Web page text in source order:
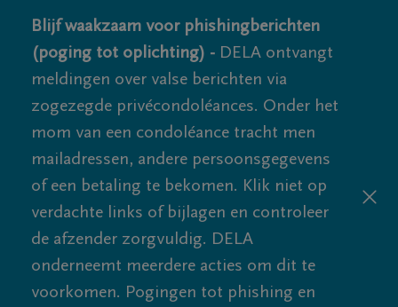
Blijf waakzaam voor phishingberichten
(poging tot oplichting) - DELA ontvangt
meldingen over valse berichten via
zogezegde privécondoléances. Onder het
mom van een condoléance tracht men
mailadressen, andere persoonsgegevens
of een betaling te bekomen. Klik niet op
verdachte links of bijlagen en controleer
de afzender zorgvuldig. DELA
onderneemt meerdere acties om dit te
voorkomen. Pogingen tot phishing en